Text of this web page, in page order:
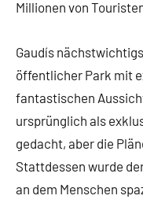
Millionen von
Gaudís
öffentlicher Park mit
fantastischen
ursprünglich als
gedacht, aber die
Stattdessen wurde
an dem Menschen